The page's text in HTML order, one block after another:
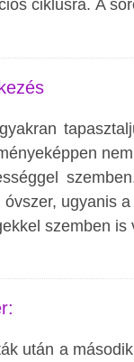
ciklusra. A
ugyanis
szemben
után a